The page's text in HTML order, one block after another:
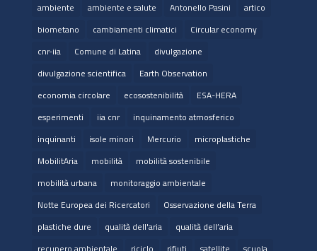
ambiente ambiente e salute Antonello Pasini
artico
biometano
cambiamenti climatici
Circular economy
cnr-iia
Comune di Latina
divulgazione
divulgazione scientifica
Earth Observation
economia circolare
ecosostenibilità
ESA-HERA
esperimenti
iia cnr
inquinamento atmosferico
inquinanti
isole minori Mercurio
microplastiche
MobilitAria
mobilità
mobilità sostenibile
mobilità urbana
monitoraggio ambientale
Notte Europea dei Ricercatori
Osservazione della Terra
plastiche dure
qualità dell'aria
qualità dell’aria